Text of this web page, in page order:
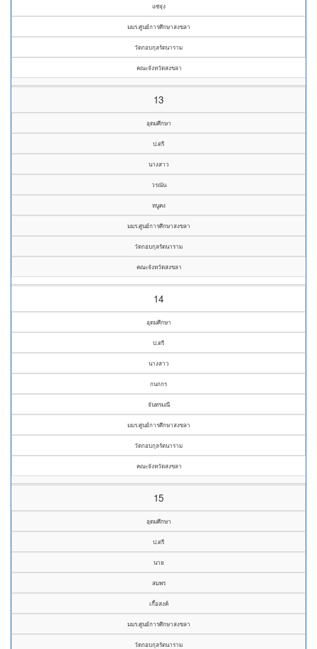
แซ่จุ่ง
มมร.ศูนย์การศึกษาสงขลา
วัดกอบกุลรัตนาราม
คณะจังหวัดสงขลา
13
อุดมศึกษา
ป.ตรี
นางสาว
วรณัน
หนูคง
มมร.ศูนย์การศึกษาสงขลา
วัดกอบกุลรัตนาราม
คณะจังหวัดสงขลา
14
อุดมศึกษา
ป.ตรี
นางสาว
กนกกร
จันทรมณี
มมร.ศูนย์การศึกษาสงขลา
วัดกอบกุลรัตนาราม
คณะจังหวัดสงขลา
15
อุดมศึกษา
ป.ตรี
นาย
สมพร
เกื้อสงค์
มมร.ศูนย์การศึกษาสงขลา
วัดกอบกุลรัตนาราม